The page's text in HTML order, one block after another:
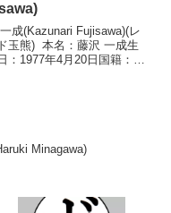
成(Kazunari Fujisawa)(レ
玉熊) 本名：藤沢 一成生
：1977年4月20日国籍：日
Minagawa)